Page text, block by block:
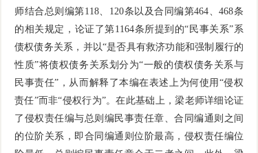
师结合总则编第118、120条以及合同编第464、468条
的相关规定，论证了第1164条所提到的“民事关系”系
债权债务关系，并以“是否具有救济功能和强制履行的
性质”将债权债务关系划分为“一般的债权债务关系与
民事责任”，从而解释了本编在表述上为何使用“侵权
责任”而非“侵权行为”。在此基础上，梁老师详细论证
了侵权责任编与总则编民事责任章、合同编通则之间
的位阶关系，即合同编通则位阶最高，侵权责任编位